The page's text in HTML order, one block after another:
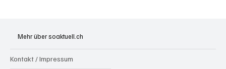
Mehr über soaktuell.ch
Kontakt / Impressum